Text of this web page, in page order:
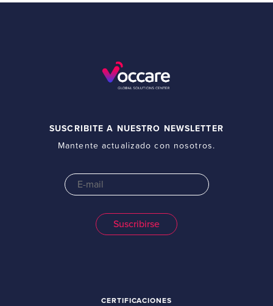
SUSCRIBITE A NUESTRO NEWSLETTER
Mantente actualizado con nosotros.
CERTIFICACIONES